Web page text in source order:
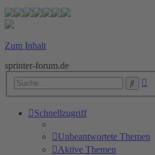
Zum Inhalt
sprinter-forum.de
Suche
Schnellzugriff
Unbeantwortete Themen
Aktive Themen